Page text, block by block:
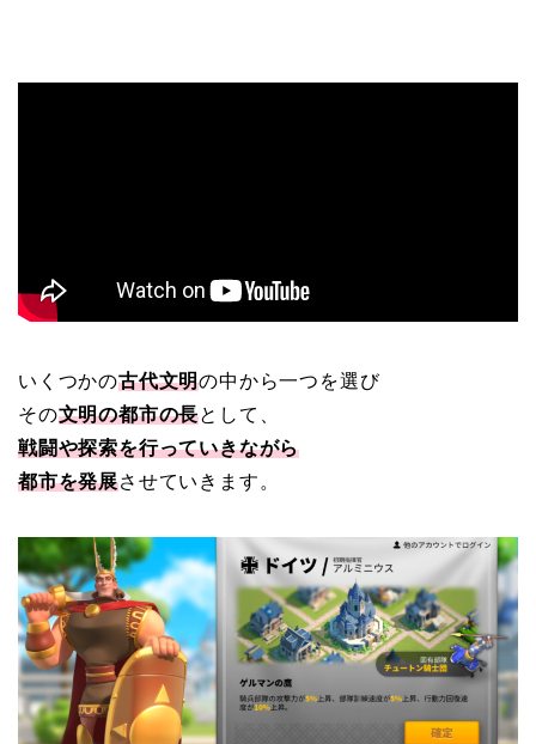
いくつかの古代文明の中から一つを選び
その文明の都市の長として、
戦闘や探索を行っていきながら
都市を発展させていきます。